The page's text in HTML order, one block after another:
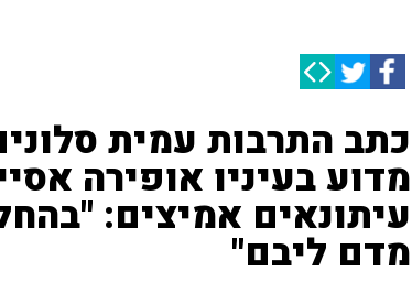
כתב התרבות עמית
מדוע בעיניו אופירה
עיתונאים אמיצים:
מדם ליבם"